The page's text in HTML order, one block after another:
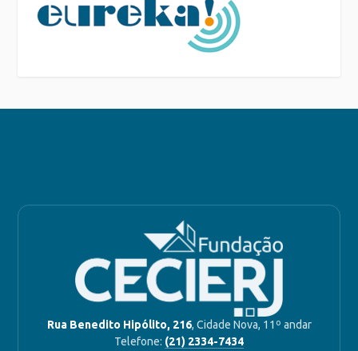
Rua Benedito Hipólito, 216, Cidade Nova, 11º andar
Telefone: (21) 2334-7434